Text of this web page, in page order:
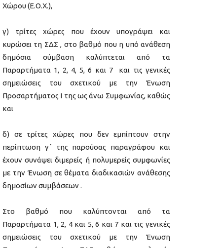
Χώρου (Ε.Ο.Χ.),
γ) τρίτες χώρες που έχουν υπογράψει και
κυρώσει τη ΣΔΣ , στο βαθμό που η υπό ανάθεση
δημόσια σύμβαση καλύπτεται από τα
Παραρτήματα 1, 2, 4, 5, 6 και 7 και τις γενικές
σημειώσεις του σχετικού με την Ένωση
Προσαρτήματος I της ως άνω Συμφωνίας, καθώς
και
δ) σε τρίτες χώρες που δεν εμπίπτουν στην
περίπτωση γ΄ της παρούσας παραγράφου και
έχουν συνάψει διμερείς ή πολυμερείς συμφωνίες
με την Ένωση σε θέματα διαδικασιών ανάθεσης
δημοσίων συμβάσεων .
Στο βαθμό που καλύπτονται από τα
Παραρτήματα 1, 2, 4 και 5, 6 και 7 και τις γενικές
σημειώσεις του σχετικού με την Ένωση